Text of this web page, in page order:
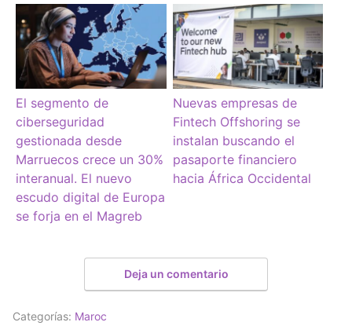
El segmento de
ciberseguridad
gestionada desde
Marruecos crece un 30%
interanual. El nuevo
escudo digital de Europa
se forja en el Magreb
Nuevas empresas de
Fintech Offshoring se
instalan buscando el
pasaporte financiero
hacia África Occidental
Deja un comentario
Categorías: Maroc